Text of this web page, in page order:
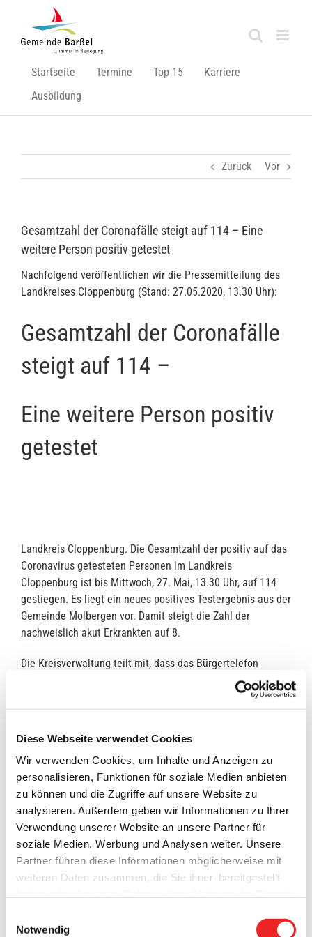
Diese Webseite verwendet Cookies
Wir verwenden Cookies, um Inhalte und Anzeigen zu
personalisieren, Funktionen für soziale Medien anbieten
zu können und die Zugriffe auf unsere Website zu
analysieren. Außerdem geben wir Informationen zu Ihrer
Verwendung unserer Website an unsere Partner für
soziale Medien, Werbung und Analysen weiter. Unsere
Partner führen diese Informationen möglicherweise mit
weiteren Daten zusammen, die Sie ihnen bereitgestellt
werden auch bei der Auswahl von
gesetzt.
Notwendig
springen
Startseite Termine Top 15
Karriere
Ausbildung
Zurück Vor
Gesamtzahl der Coronafälle steigt auf 114 – Eine
weitere Person positiv getestet
Nachfolgend veröffentlichen wir die Pressemitteilung des
Landkreises Cloppenburg (Stand: 27.05.2020, 13.30 Uhr):
Gesamtzahl der Coronafälle
steigt auf 114 –
Eine weitere Person positiv
getestet
Landkreis Cloppenburg. Die Gesamtzahl der positiv auf das
Coronavirus getesteten Personen im Landkreis
Cloppenburg ist bis Mittwoch, 27. Mai, 13.30 Uhr, auf 114
gestiegen. Es liegt ein neues positives Testergebnis aus der
Gemeinde Molbergen vor. Damit steigt die Zahl der
nachweislich akut Erkrankten auf 8.
Die Kreisverwaltung teilt mit, dass das Bürgertelefon
aufgrund geringer Nachfrage am Wochenende ab sofort nur
noch werktags von Montag bis Donnerstag von 8:30 bis
12:30 Uhr und 13:30 bis 16:00 Uhr sowie am Freitag von
zum Coronavirus unter Telefon (04471) 15-555.
Anzahl aller positiv getesteten
Corona-Fälle
114
Anzahl der Genesungen
106
Saldo der verbliebenen positiv
getesteten Corona-Fälle
8
Anzahl der